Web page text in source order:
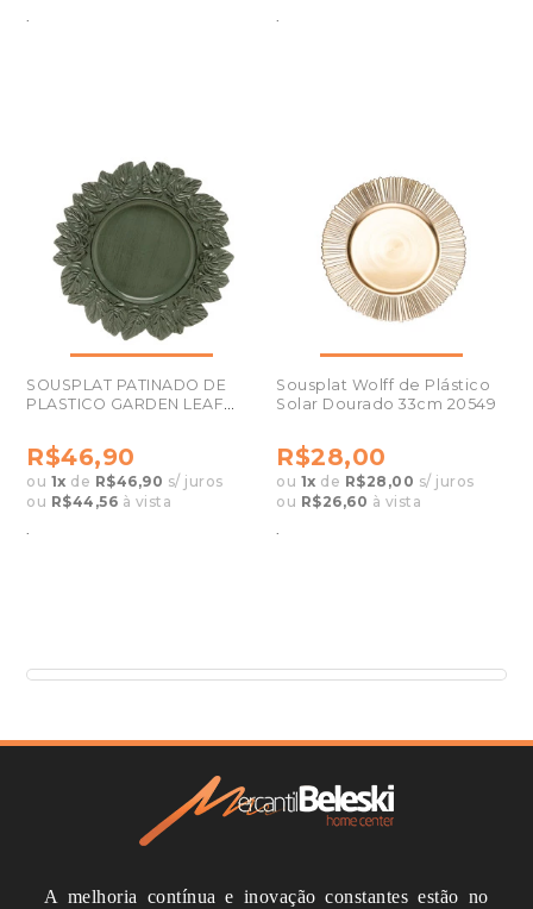
.
.
SOUSPLAT PATINADO DE
PLASTICO GARDEN LEAF
R$46,90
ou 1x de R$46,90 s/ juros
ou R$44,56 à vista
.
Sousplat Wolff de Plástico
Solar Dourado 33cm 20549
R$28,00
ou 1x de R$28,00 s/ juros
ou R$26,60 à vista
.
A melhoria contínua e inovação constantes estão no